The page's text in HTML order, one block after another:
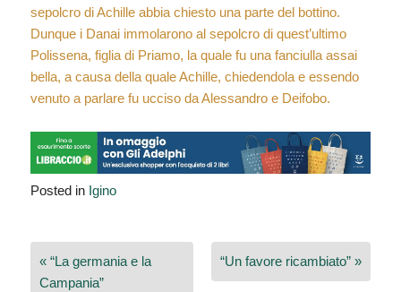
sepolcro di Achille abbia chiesto una parte del bottino.
Dunque i Danai immolarono al sepolcro di quest’ultimo
Polissena, figlia di Priamo, la quale fu una fanciulla assai
bella, a causa della quale Achille, chiedendola e essendo
venuto a parlare fu ucciso da Alessandro e Deifobo.
Posted in Igino
Navigazione
articoli
« “La germania e la
Campania”
“Un favore ricambiato” »